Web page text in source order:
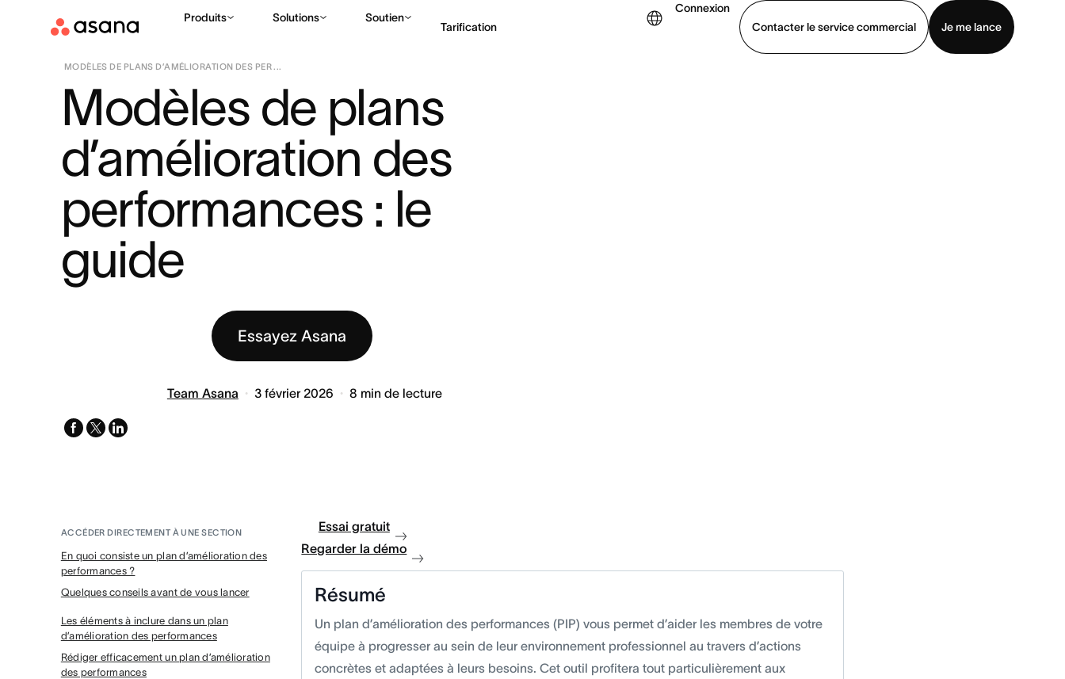
Produits Solutions Soutien
Tarification
Connexion
Contacter le service commercial
Je me lance
MODÈLES DE PLANS D’AMÉLIORATION DES PER ...
Modèles de plans
d’amélioration des
performances : le
guide
Essayez Asana
Team Asana 3 février 2026 8 min de lecture
facebook
x-
linkedin
ACCÉDER DIRECTEMENT À UNE SECTION
En quoi consiste un plan d’amélioration des
performances ?
Quelques conseils avant de vous lancer
Les éléments à inclure dans un plan
d’amélioration des performances
Rédiger efficacement un plan d’amélioration
des performances
Essai gratuit
Regarder la démo
Résumé
Un plan d’amélioration des performances (PIP) vous permet d’aider les membres de votre
équipe à progresser au sein de leur environnement professionnel au travers d’actions
concrètes et adaptées à leurs besoins. Cet outil profitera tout particulièrement aux